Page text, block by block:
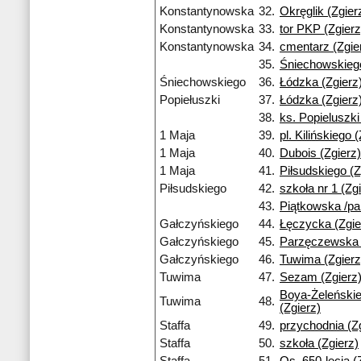
Konstantynowska 32. Okręglik
Konstantynowska 33. tor PKP
Konstantynowska 34. cmentarz
35.
Śniechowskiego
36. Łódzka
Popiełuszki
37. Łódzka
38. ks.
1 Maja
39. pl. Kilińskiego
1 Maja
40. Dubois (Zgierz)
1 Maja
41. Piłsudskiego
Piłsudskiego
42. szkoła nr 1
43. Piątkowska /
Gałczyńskiego
44. Łęczycka
Gałczyńskiego
45.
Gałczyńskiego
46. Tuwima
Tuwima
47. Sezam (Zgierz)
Tuwima
48. Boya-
(Zgierz)
Staffa
49. przychodnia
Staffa
50. szkoła (Zgierz)